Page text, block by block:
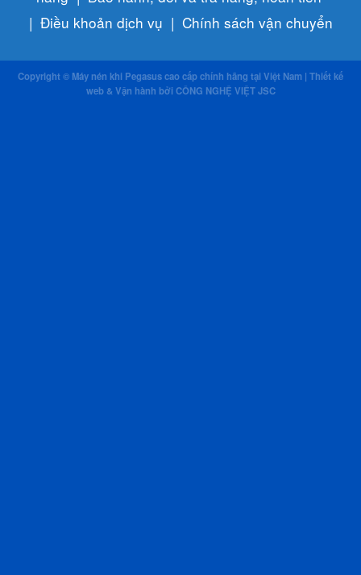
| Điều khoản dịch vụ | Chính sách vận chuyển
Copyright © Máy nén khi Pegasus cao cấp chính hãng tại Việt Nam | Thiết kế
web & Vận hành bởi CÔNG NGHỆ VIỆT JSC